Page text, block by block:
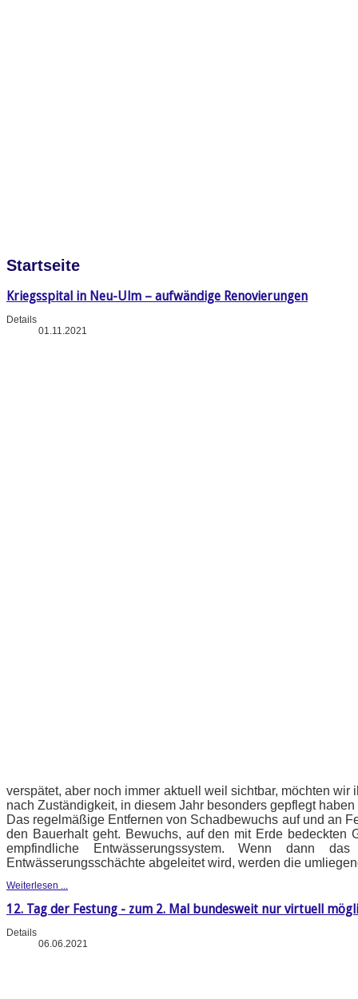
Startseite
Kriegsspital in Neu-Ulm – aufwändige Renovierungen
Details
01.11.2021
verspätet, aber noch immer aktuell weil sichtbar, möchten
nach Zuständigkeit, in diesem Jahr besonders gepflegt
Das regelmäßige Entfernen von Schadbewuchs auf und an
den Bauerhalt geht. Bewuchs, auf den mit Erde bedeckten
empfindliche Entwässerungssystem. Wenn dann
Entwässerungsschächte abgeleitet wird, werden die
Weiterlesen ...
12. Tag der Festung - zum 2. Mal bundesweit nur virtuell
Details
06.06.2021